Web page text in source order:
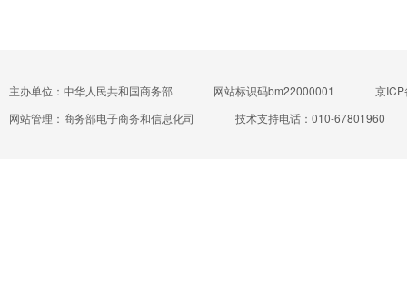
主办单位：中华人民共和国商务部 网站标识码bm22000001
京
网站管理：商务部电子商务和信息化司
技术支持电话：010-67801960